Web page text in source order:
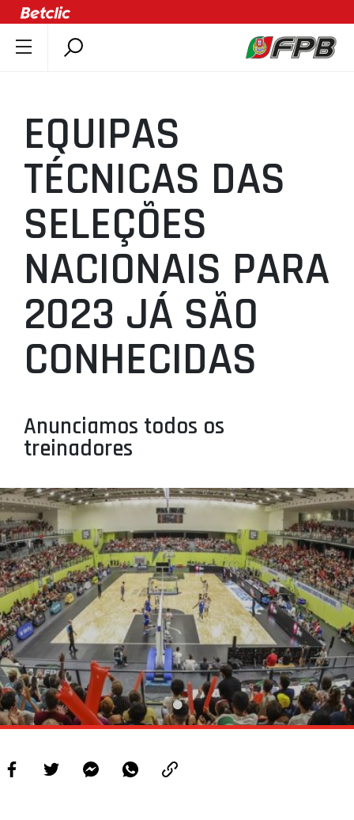
ÚLTIMAS
COMPETIÇÕES
ASSOCIAÇÕES
CLUBES
AGENTES
AGENDA
SELEÇÕES
MINIBASQUETE
ÁREA TÉCNICA
PROJETOS
LIGA BETCLIC FEMININA
EQUIPAS
TÉCNICAS DAS
SELEÇÕES
NACIONAIS PARA
2023 JÁ SÃO
CONHECIDAS
Anunciamos todos os
treinadores